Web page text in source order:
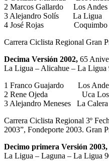
2 Marcos Gallardo Los Andes
3 Alejandro Solís La Ligua
4 José Rojas Coquimbo
Carrera Ciclista Regional Gran
Decima Versión 2002, 65
La Ligua – Alicahue – La Ligua
1 Franco Guajardo Los
2 Rene Ojeda Uca Los
3 Alejandro Meneses La Calera
Carrera Ciclista Regional 3º
2003”, Fondeporte 2003. Gran
Decimo primera Versión 2003,
La Ligua – Laguna – La Ligua